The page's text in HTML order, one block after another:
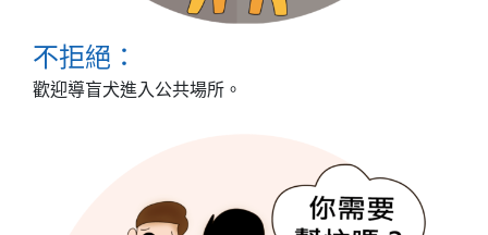
不拒絕：
歡迎導盲犬進入公共場所。